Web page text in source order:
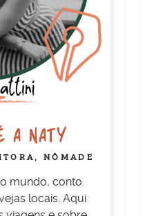
A NATY
NÔMADE
mundo, conto
locais. Aqui